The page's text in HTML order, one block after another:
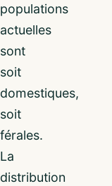
populations
actuelles
sont
soit
domestiques,
soit
férales.
La
distribution